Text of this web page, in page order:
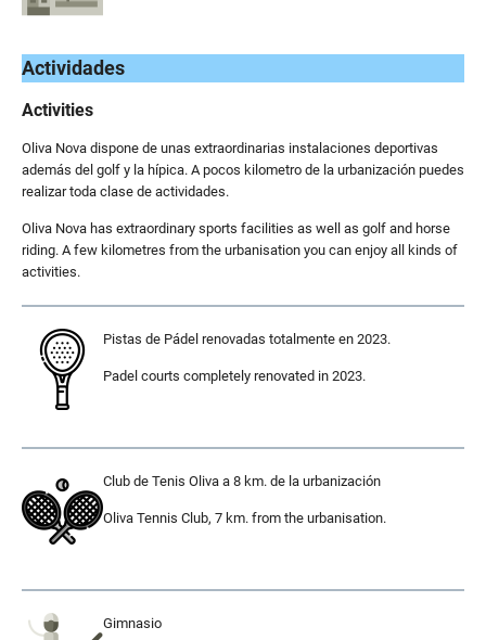
Actividades
Activities
Oliva Nova dispone de unas extraordinarias instalaciones deportivas
además del golf y la hípica. A pocos kilometro de la urbanización puedes
realizar toda clase de actividades.
Oliva Nova has extraordinary sports facilities as well as golf and horse
riding. A few kilometres from the urbanisation you can enjoy all kinds of
activities.
Pistas de Pádel renovadas totalmente en 2023.
Padel courts completely renovated in 2023.
Club de Tenis Oliva a 8 km. de la urbanización
Oliva Tennis Club, 7 km. from the urbanisation.
Gimnasio